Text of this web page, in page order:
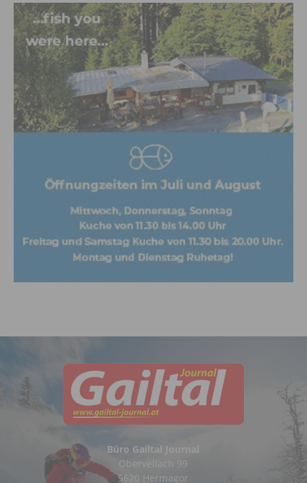
Büro Gailtal Journal
Obervellach 99
9620 Hermagor